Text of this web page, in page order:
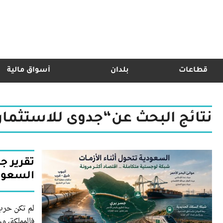
قطاعات بلدان أسواق مالية
نتائج البحث عن“جدوى
تقرير
لم تكن